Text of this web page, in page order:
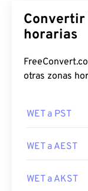
Convertir
horarias
otras zonas
WET a PST
WET a AEST
WET a AKST